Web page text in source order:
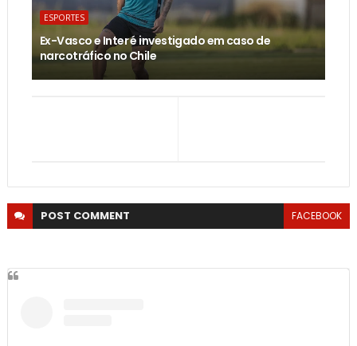
ESPORTES
Ex-Vasco e Inter é investigado em caso de
narcotráfico no Chile
POST COMMENT FACEBOOK